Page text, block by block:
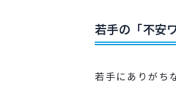
若手の「不安
若手にありがち